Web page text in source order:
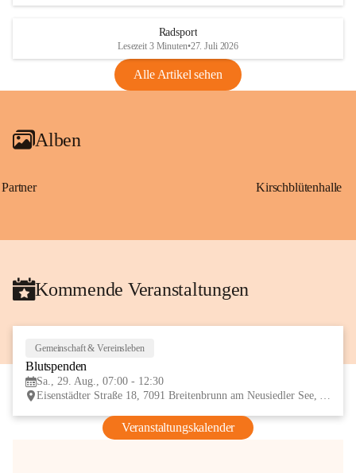
1 Seite•1,4 MB
VBl. EU Nr. 18_2026
Radsport
Lesezeit 3 Minuten•27. Juli 2026
Alle Artikel sehen
Alben
Partner Kirschblütenhalle
Kommende Veranstaltungen
Gemeinschaft & Vereinsleben
Blutspenden
Sa., 29. Aug., 07:00 - 12:30
Eisenstädter Straße 18, 7091 Breitenbrunn am Neusiedler See, AUT
Veranstaltungskalender